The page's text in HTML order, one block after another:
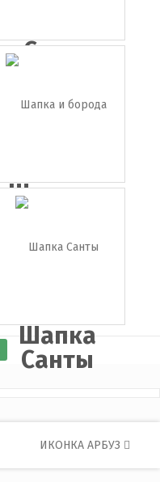
Санта
Шапка и
борода
Са...
Шапка
Cанты
ИКОНКА АРБУЗ